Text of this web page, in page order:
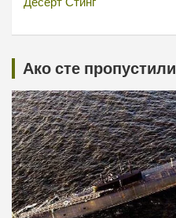
Ако сте пропустили